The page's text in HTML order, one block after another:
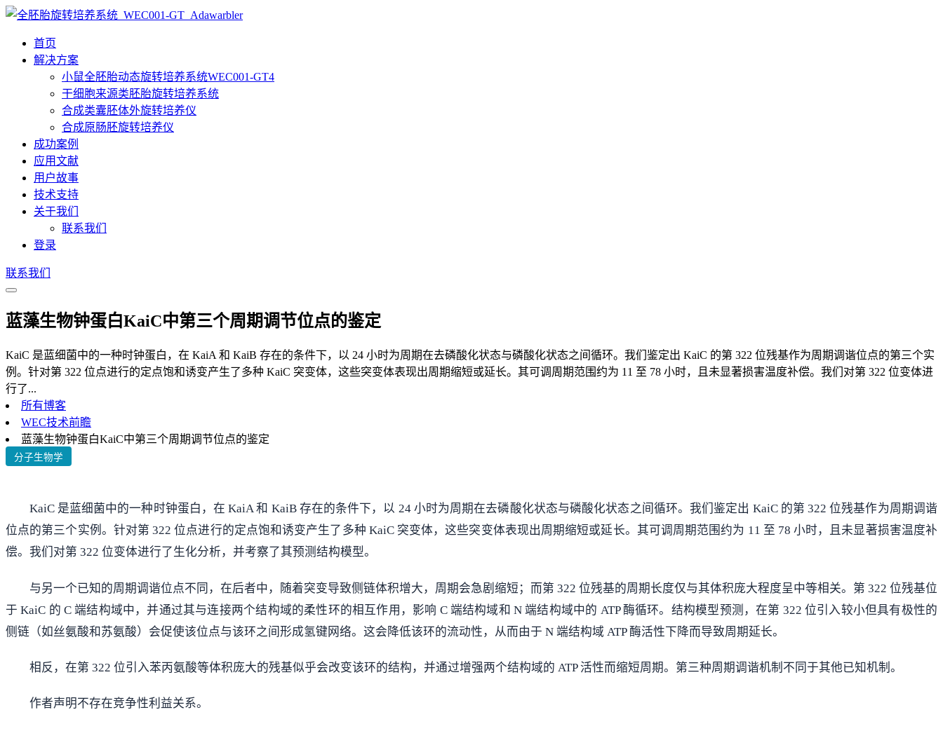
首页
解决方案
小鼠全胚胎动态旋转培养系统WEC001-GT4
干细胞来源类胚胎旋转培养系统
合成类囊胚体外旋转培养仪
合成原肠胚旋转培养仪
成功案例
应用文献
用户故事
技术支持
关于我们
联系我们
登录
联系我们
蓝藻生物钟蛋白KaiC中第三个周期调节位点的鉴定
KaiC 是蓝细菌中的一种时钟蛋白，在 KaiA 和 KaiB 存在的条件下，以 24 小时为周期在去磷酸化状态与磷酸化状态之间循环。我们鉴定出 KaiC 的第 322 位残基作为周期调谐位点的第三个实
例。针对第 322 位点进行的定点饱和诱变产生了多种 KaiC 突变体，这些突变体表现出周期缩短或延长。其可调周期范围约为 11 至 78 小时，且未显著损害温度补偿。我们对第 322 位变体进
行了...
所有博客
WEC技术前瞻
蓝藻生物钟蛋白KaiC中第三个周期调节位点的鉴定
分子生物学
KaiC 是蓝细菌中的一种时钟蛋白，在 KaiA 和 KaiB 存在的条件下，以 24 小时为周期在去磷酸化状态与磷酸化状态之间循环。我们鉴定出 KaiC 的第 322 位残基作为周期调谐
位点的第三个实例。针对第 322 位点进行的定点饱和诱变产生了多种 KaiC 突变体，这些突变体表现出周期缩短或延长。其可调周期范围约为 11 至 78 小时，且未显著损害温度补
偿。我们对第 322 位变体进行了生化分析，并考察了其预测结构模型。
与另一个已知的周期调谐位点不同，在后者中，随着突变导致侧链体积增大，周期会急剧缩短；而第 322 位残基的周期长度仅与其体积庞大程度呈中等相关。第 322 位残基位
于 KaiC 的 C 端结构域中，并通过其与连接两个结构域的柔性环的相互作用，影响 C 端结构域和 N 端结构域中的 ATP 酶循环。结构模型预测，在第 322 位引入较小但具有极性的
侧链（如丝氨酸和苏氨酸）会促使该位点与该环之间形成氢键网络。这会降低该环的流动性，从而由于 N 端结构域 ATP 酶活性下降而导致周期延长。
相反，在第 322 位引入苯丙氨酸等体积庞大的残基似乎会改变该环的结构，并通过增强两个结构域的 ATP 活性而缩短周期。第三种周期调谐机制不同于其他已知机制。
作者声明不存在竞争性利益关系。